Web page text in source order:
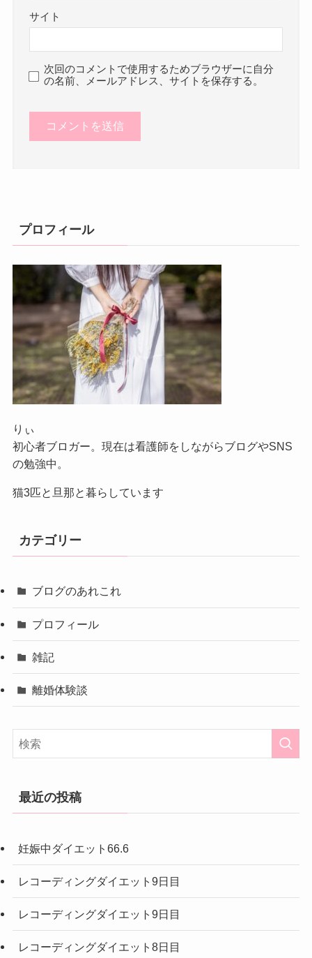
サイト
次回のコメントで使用するためブラウザーに自分
の名前、メールアドレス、サイトを保存する。
プロフィール
りぃ
初心者ブロガー。現在は看護師をしながらブログやSNS
の勉強中。
猫3匹と旦那と暮らしています
カテゴリー
ブログのあれこれ
プロフィール
雑記
離婚体験談
最近の投稿
妊娠中ダイエット66.6
レコーディングダイエット9日目
レコーディングダイエット9日目
レコーディングダイエット8日目